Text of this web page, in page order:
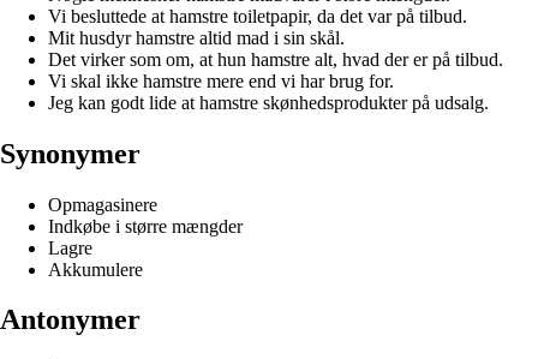
Vi besluttede at hamstre toiletpapir, da det var på tilbud.
Mit husdyr hamstre altid mad i sin skål.
Det virker som om, at hun hamstre alt, hvad der er på tilbud.
Vi skal ikke hamstre mere end vi har brug for.
Jeg kan godt lide at hamstre skønhedsprodukter på udsalg.
Synonymer
Opmagasinere
Indkøbe i større mængder
Lagre
Akkumulere
Antonymer